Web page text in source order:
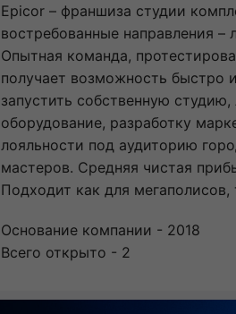
Epicor – франшиза студии
востребованные направления –
Опытная команда,
получает возможность
запустить собственную
оборудование, разработку
лояльности под аудиторию
мастеров. Средняя чистая
Подходит как для
Основание компании - 2018
Всего открыто - 2